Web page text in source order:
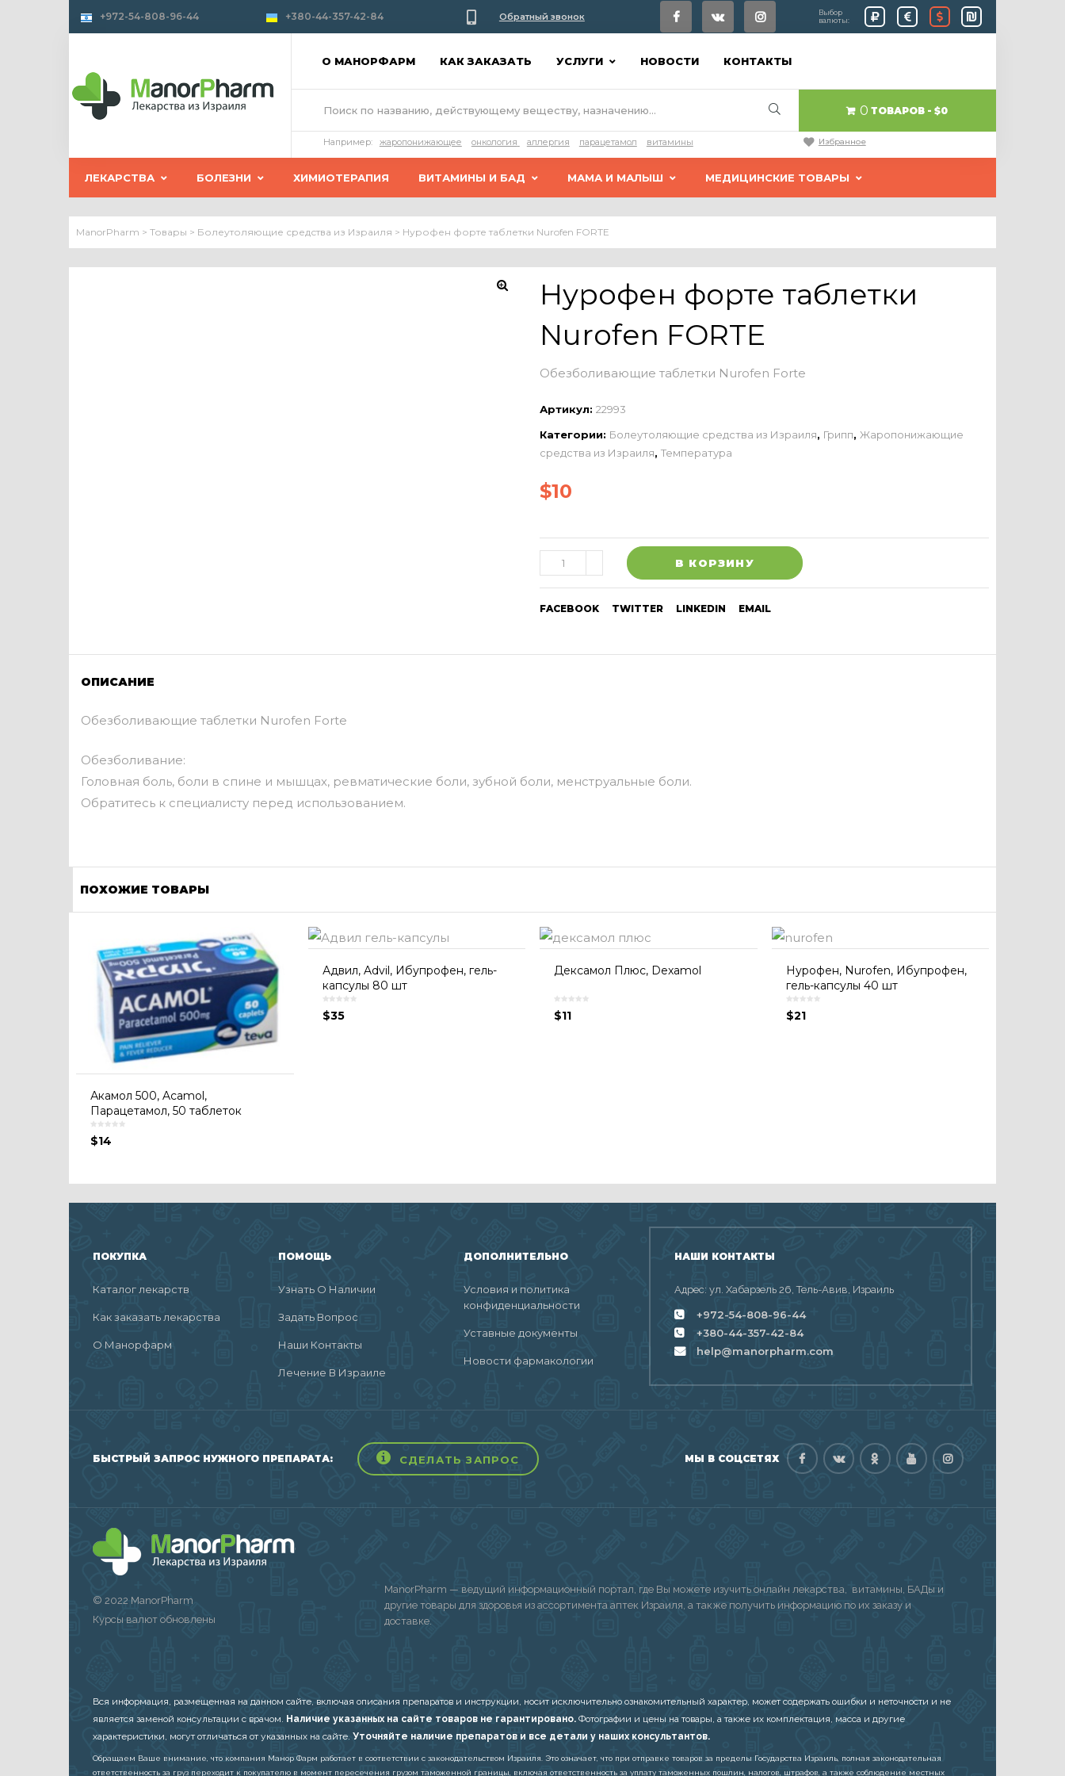
+972-54-808-96-44 +380-44-357-42-84 Обратный звонок
Выбор
валюты:
О МАНОРФАРМ КАК ЗАКАЗАТЬ УСЛУГИ НОВОСТИ КОНТАКТЫ
0 ТОВАРОВ $0
Например: жаропонижающее онкология аллергия парацетамол витамины Избранное
ЛЕКАРСТВА БОЛЕЗНИ ХИМИОТЕРАПИЯ ВИТАМИНЫ И БАД МАМА И МАЛЫШ МЕДИЦИНСКИЕ ТОВАРЫ
ManorPharm > Товары > Болеутоляющие средства из Израиля > Нурофен форте таблетки Nurofen FORTE
Нурофен форте таблетки
Nurofen FORTE
Обезболивающие таблетки Nurofen Forte
Артикул: 22993
Категории: Болеутоляющие средства из Израиля, Грипп, Жаропонижающие
средства из Израиля, Температура
$10
В КОРЗИНУ
FACEBOOK TWITTER LINKEDIN EMAIL
ОПИСАНИЕ
Обезболивающие таблетки Nurofen Forte
Обезболивание:
Головная боль, боли в спине и мышцах, ревматические боли, зубной боли, менструальные боли.
Обратитесь к специалисту перед использованием.
ПОХОЖИЕ ТОВАРЫ
Акамол 500, Acamol,
Парацетамол, 50 таблеток
$14
Адвил, Advil, Ибупрофен, гель-
капсулы 80 шт
$35
Дексамол Плюс, Dexamol
$11
Нурофен, Nurofen, Ибупрофен,
гель-капсулы 40 шт
$21
ПОКУПКА
Каталог лекарств
Как заказать лекарства
О Манорфарм
ПОМОЩЬ
Узнать О Наличии
Задать Вопрос
Наши Контакты
Лечение В Израиле
ДОПОЛНИТЕЛЬНО
Условия и политика
конфиденциальности
Уставные документы
Новости фармакологии
НАШИ КОНТАКТЫ
Адрес: ул. Хабарзель 26, Тель-Авив, Израиль
+972-54-808-96-44
+380-44-357-42-84
help@manorpharm.com
БЫСТРЫЙ ЗАПРОС НУЖНОГО ПРЕПАРАТА: СДЕЛАТЬ ЗАПРОС МЫ В СОЦСЕТЯХ
© 2022 ManorPharm
Курсы валют обновлены
ManorPharm — ведущий информационный портал, где Вы можете изучить онлайн лекарства, витамины, БАДы и
другие товары для здоровья из ассортимента аптек Израиля, а также получить информацию по их заказу и
доставке.
Вся информация, размещенная на данном сайте, включая описания препаратов и инструкции, носит исключительно ознакомительный характер, может содержать ошибки и неточности и не
является заменой консультации с врачом. Наличие указанных на сайте товаров не гарантировано. Фотографии и цены на товары, а также их комплектация, масса и другие
характеристики, могут отличаться от указанных на сайте. Уточняйте наличие препаратов и все детали у наших консультантов.
Обращаем Ваше внимание, что компания Манор Фарм работает в соответствии с законодательством Израиля. Это означает, что при отправке товаров за пределы Государства Израиль, полная законодательная
ответственность за груз переходит к покупателю в момент пересечения грузом таможенной границы, включая ответственность за уплату таможенных пошлин, налогов, штрафов, а также соблюдение местных